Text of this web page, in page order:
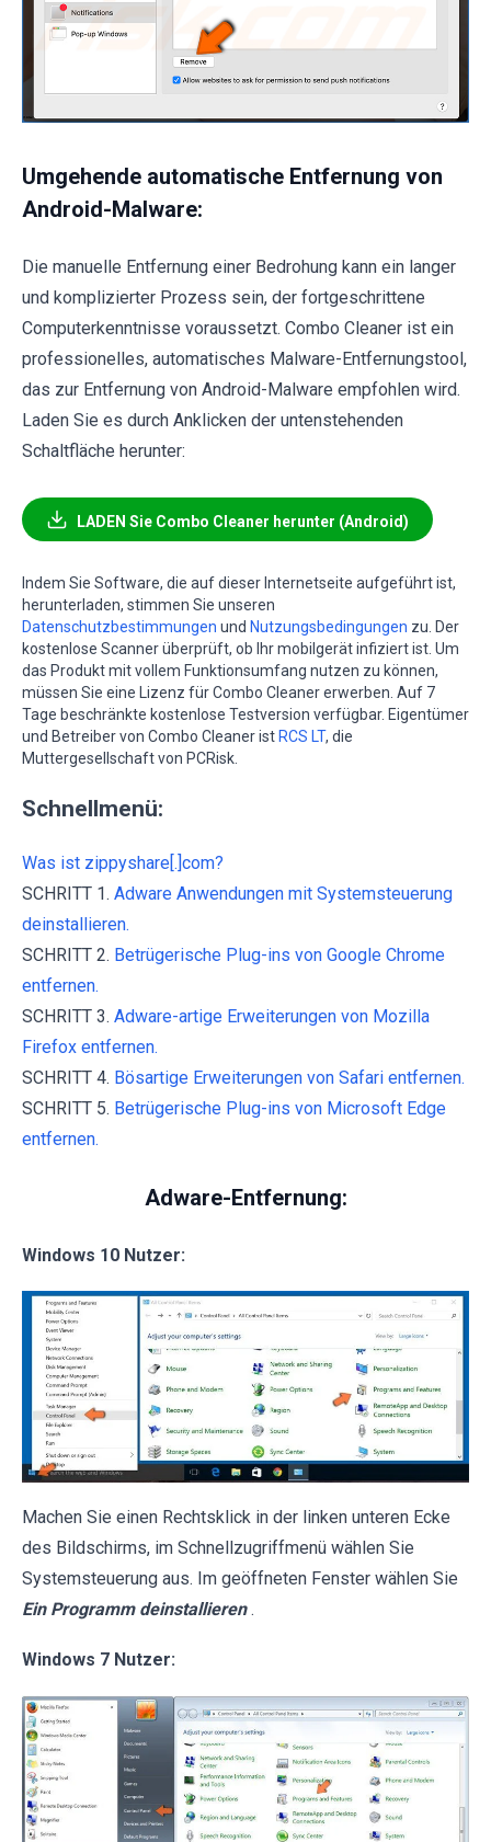
Umgehende automatische Entfernung von
Android-Malware:
Die manuelle Entfernung einer Bedrohung kann ein langer
und komplizierter Prozess sein, der fortgeschrittene
Computerkenntnisse voraussetzt. Combo Cleaner ist ein
professionelles, automatisches Malware-Entfernungstool,
das zur Entfernung von Android-Malware empfohlen wird.
Laden Sie es durch Anklicken der untenstehenden
Schaltfläche herunter:
LADEN Sie Combo Cleaner herunter (Android)
Indem Sie Software, die auf dieser Internetseite aufgeführt ist,
herunterladen, stimmen Sie unseren
Datenschutzbestimmungen und Nutzungsbedingungen zu. Der
kostenlose Scanner überprüft, ob Ihr mobilgerät infiziert ist. Um
das Produkt mit vollem Funktionsumfang nutzen zu können,
müssen Sie eine Lizenz für Combo Cleaner erwerben. Auf 7
Tage beschränkte kostenlose Testversion verfügbar. Eigentümer
und Betreiber von Combo Cleaner ist RCS LT, die
Muttergesellschaft von PCRisk.
Schnellmenü:
Was ist zippyshare[.]com?
SCHRITT 1. Adware Anwendungen mit Systemsteuerung
deinstallieren.
SCHRITT 2. Betrügerische Plug-ins von Google Chrome
entfernen.
SCHRITT 3. Adware-artige Erweiterungen von Mozilla
Firefox entfernen.
SCHRITT 4. Bösartige Erweiterungen von Safari entfernen.
SCHRITT 5. Betrügerische Plug-ins von Microsoft Edge
entfernen.
Adware-Entfernung:
Windows 10 Nutzer:
Machen Sie einen Rechtsklick in der linken unteren Ecke
des Bildschirms, im Schnellzugriffmenü wählen Sie
Systemsteuerung aus. Im geöffneten Fenster wählen Sie
Ein Programm deinstallieren .
Windows 7 Nutzer: